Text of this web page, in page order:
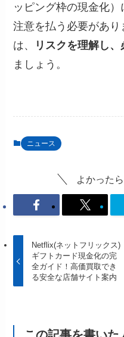
ッピング枠の現金化
注意を払う必要があ
は、
リスクを理解し
ましょう。
ニュース
よかった
Netflix(ネットフリックス)
ギフトカード現金化の完
全ガイド！高価買取でき
る安全な店舗サイト案内